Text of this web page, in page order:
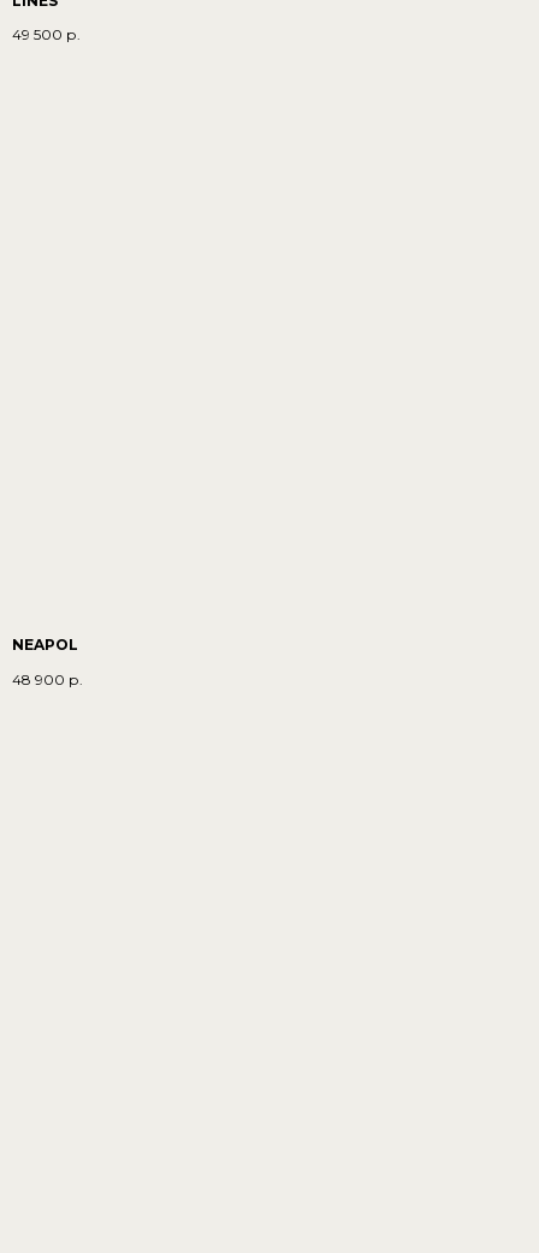
49 500 р.
NEAPOL
48 900 р.